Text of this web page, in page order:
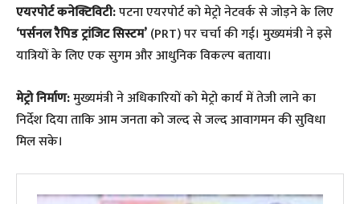
एयरपोर्ट कनेक्टिविटी:पटना एयरपोर्ट को मेट्रो नेटवर्क से जोड़ने के लिए
‘पर्सनल रैपिड ट्रांजिट सिस्टम’(PRT) पर चर्चा की गई। मुख्यमंत्री ने इसे
यात्रियों के लिए एक सुगम और आधुनिक विकल्प बताया।
मेट्रो निर्माण:मुख्यमंत्री ने अधिकारियों को मेट्रो कार्य में तेजी लाने का
निर्देश दिया ताकि आम जनता को जल्द से जल्द आवागमन की सुविधा
मिल सके।